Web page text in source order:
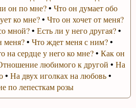
он по мне?•Что он думает обо
ко мне?• Что он хочет от меня?
мной?•Есть ли у него другая?•
меня?•Что ждет меня с ним?•
на сердце у него ко мне?• Как он
любимого к другой • На
•На двух иголках на любовь•
по лепесткам розы